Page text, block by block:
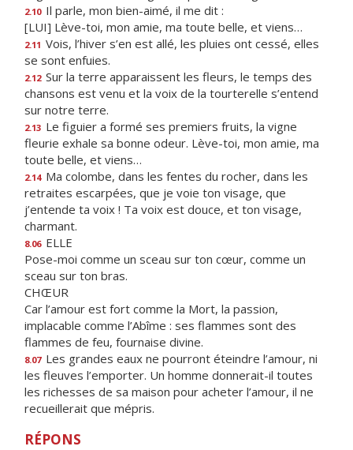
2.10 Il parle, mon bien-aimé, il me dit :
[LUI] Lève-toi, mon amie, ma toute belle, et viens…
2.11 Vois, l’hiver s’en est allé, les pluies ont cessé, elles
se sont enfuies.
2.12 Sur la terre apparaissent les fleurs, le temps des
chansons est venu et la voix de la tourterelle s’entend
sur notre terre.
2.13 Le figuier a formé ses premiers fruits, la vigne
fleurie exhale sa bonne odeur. Lève-toi, mon amie, ma
toute belle, et viens…
2.14 Ma colombe, dans les fentes du rocher, dans les
retraites escarpées, que je voie ton visage, que
j’entende ta voix ! Ta voix est douce, et ton visage,
charmant.
8.06 ELLE
Pose-moi comme un sceau sur ton cœur, comme un
sceau sur ton bras.
CHŒUR
Car l’amour est fort comme la Mort, la passion,
implacable comme l’Abîme : ses flammes sont des
flammes de feu, fournaise divine.
8.07 Les grandes eaux ne pourront éteindre l’amour, ni
les fleuves l’emporter. Un homme donnerait-il toutes
les richesses de sa maison pour acheter l’amour, il ne
recueillerait que mépris.
RÉPONS